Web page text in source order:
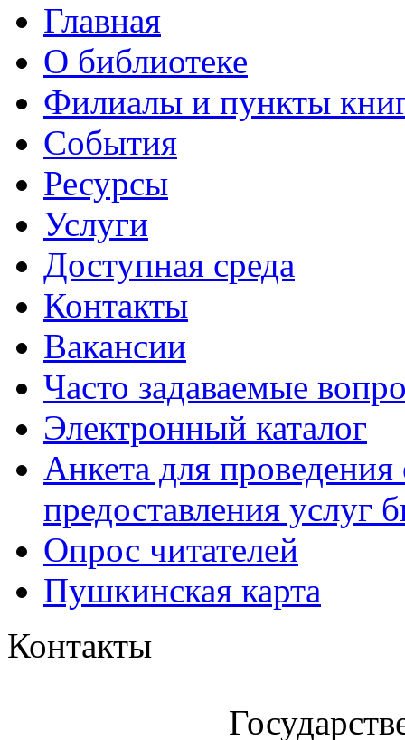
Главная
О библиотеке
Филиалы и пункты
События
Ресурсы
Услуги
Доступная среда
Контакты
Вакансии
Часто задаваемые
Электронный каталог
Анкета для проведения
предоставления услуг
Опрос читателей
Пушкинская карта
Контакты